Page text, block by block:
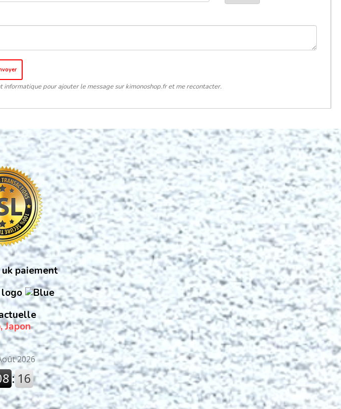
pour ajouter le message sur kimonoshop.fr et me recontacter.
Japon